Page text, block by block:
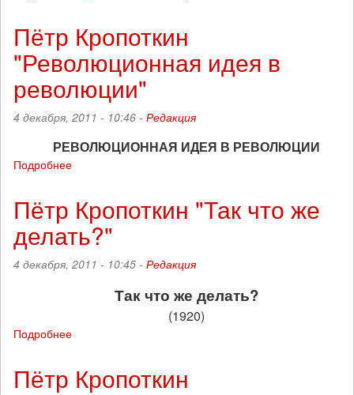
Мюррей
Букчин
об
анархическом
устройстве
городских
Пётр Кропоткин
"Революционная идея в
революции"
4 декабря, 2011 - 10:46 - Редакция
РЕВОЛЮЦИОННАЯ ИДЕЯ В РЕВОЛЮЦИИ
Подробнее
"Революционная
идея
в
революции"
Пётр Кропоткин "Так что же
делать?"
4 декабря, 2011 - 10:45 - Редакция
Так что же делать?
(1920)
Подробнее
"Так
Пётр Кропоткин